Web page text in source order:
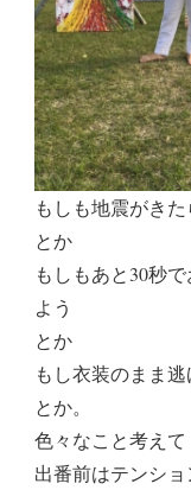
もしも地震がき
とか
もしもあと30秒
よう
とか
もし衣装のまま
とか。
色々なこと考えて
出番前はテンショ